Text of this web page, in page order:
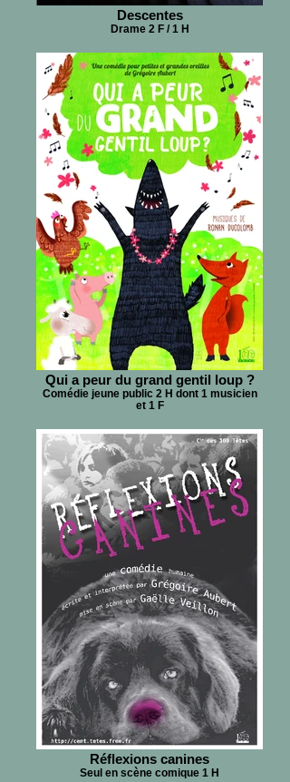
Descentes
Drame 2 F / 1 H
Qui a peur du grand gentil loup ?
Comédie jeune public 2 H dont 1 musicien
et 1 F
Réflexions canines
Seul en scène comique 1 H